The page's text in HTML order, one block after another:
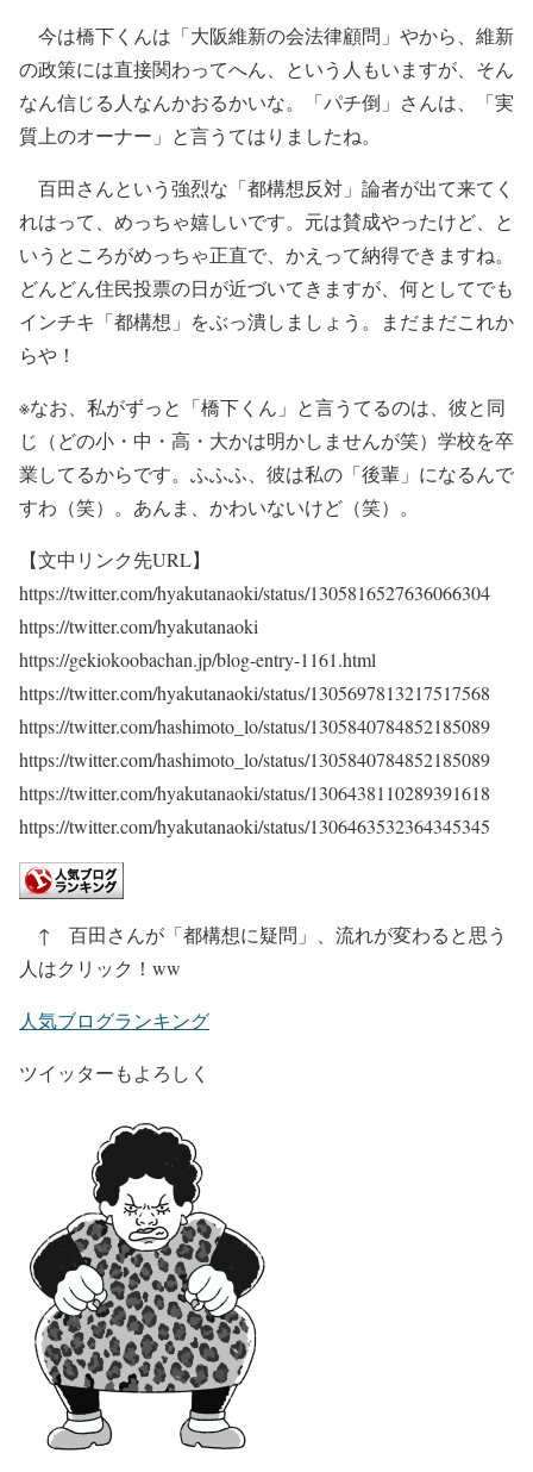
今は橋下くんは「大阪維新の会法律顧問」やから、維新
の政策には直接関わってへん、という人もいますが、そん
なん信じる人なんかおるかいな。「パチ倒」さんは、「実
質上のオーナー」と言うてはりましたね。
百田さんという強烈な「都構想反対」論者が出て来てく
れはって、めっちゃ嬉しいです。元は賛成やったけど、と
いうところがめっちゃ正直で、かえって納得できますね。
どんどん住民投票の日が近づいてきますが、何としてでも
インチキ「都構想」をぶっ潰しましょう。まだまだこれか
らや！
※なお、私がずっと「橋下くん」と言うてるのは、彼と同
じ（どの小・中・高・大かは明かしませんが笑）学校を卒
業してるからです。ふふふ、彼は私の「後輩」になるんで
すわ（笑）。あんま、かわいないけど（笑）。
【文中リンク先URL】
https://twitter.com/hyakutanaoki/status/1305816527636066304
https://twitter.com/hyakutanaoki
https://gekiokoobachan.jp/blog-entry-1161.html
https://twitter.com/hyakutanaoki/status/1305697813217517568
https://twitter.com/hashimoto_lo/status/1305840784852185089
https://twitter.com/hashimoto_lo/status/1305840784852185089
https://twitter.com/hyakutanaoki/status/1306438110289391618
https://twitter.com/hyakutanaoki/status/1306463532364345345
↑ 百田さんが「都構想に疑問」、流れが変わると思う
人はクリック！ww
人気ブログランキング
ツイッターもよろしく